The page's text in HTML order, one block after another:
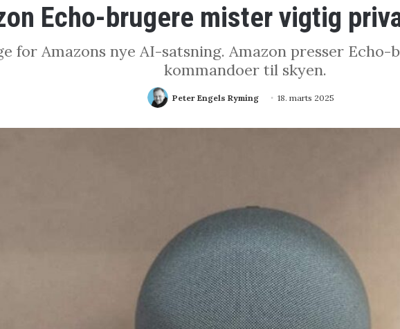
Echo-brugere mister vigtig
for Amazons nye AI-satsning. Amazon presser
kommandoer til skyen.
Peter Engels Ryming 18. marts 2025